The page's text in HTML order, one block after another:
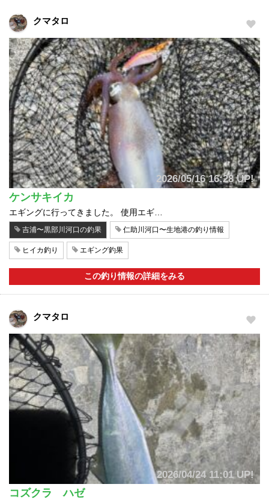
クマタロ
2026/05/16 16:28 UP!
ケンサキイカ
エギングに行ってきました。 使用エギ…
吉浦〜黒部川河口の釣果 仁助川河口〜生地港の釣り情報
ヒイカ釣り エギング釣果
この釣り情報の詳細をみる
クマタロ
2026/04/24 11:01 UP!
コズクラ ハゼ